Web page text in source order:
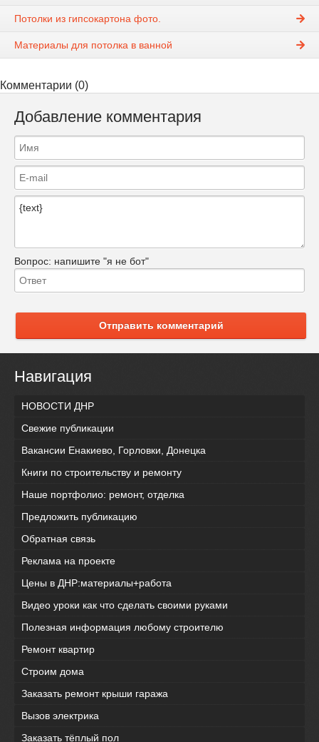
Потолки из гипсокартона фото.
Материалы для потолка в ванной
Комментарии (0)
Добавление комментария
Вопрос: напишите "я не бот"
Отправить комментарий
Навигация
НОВОСТИ ДНР
Свежие публикации
Вакансии Енакиево, Горловки, Донецка
Книги по строительству и ремонту
Наше портфолио: ремонт, отделка
Предложить публикацию
Обратная связь
Реклама на проекте
Цены в ДНР:материалы+работа
Видео уроки как что сделать своими руками
Полезная информация любому строителю
Ремонт квартир
Строим дома
Заказать ремонт крыши гаража
Вызов электрика
Заказать тёплый пол